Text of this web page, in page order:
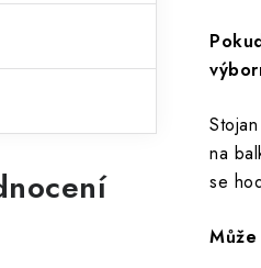
na
se